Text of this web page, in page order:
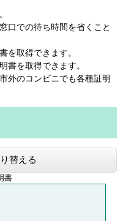
口での待ち時間を省くこと
を取得できます。
書を取得できます。
外のコンビニでも各種証明
替える
書